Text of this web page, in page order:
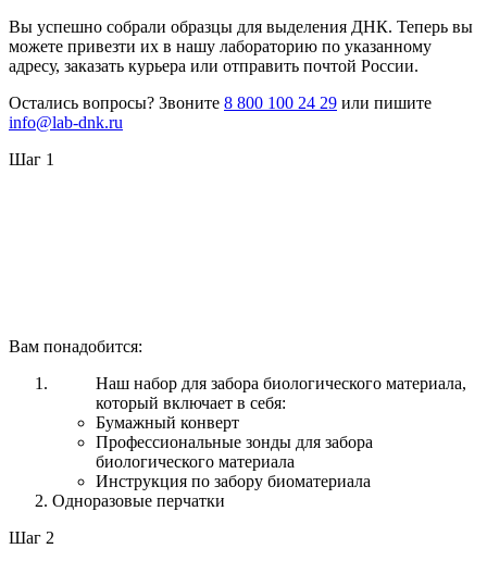
Вы успешно собрали образцы для выделения ДНК. Теперь вы
можете привезти их в нашу лабораторию по указанному
адресу, заказать курьера или отправить почтой России.
Остались вопросы? Звоните 8 800 100 24 29 или пишите
info@lab-dnk.ru
Шаг 1
Вам понадобится:
Наш набор для забора биологического материала,
который включает в себя:
Бумажный конверт
Профессиональные зонды для забора
биологического материала
Инструкция по забору биоматериала
Одноразовые перчатки
Шаг 2